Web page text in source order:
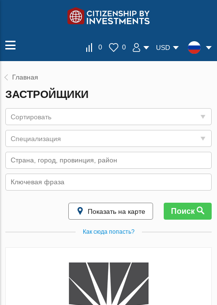
0 0 USD
Главная
ЗАСТРОЙЩИКИ
Сортировать
Специализация
Показать на карте Поиск
Как сюда попасть?